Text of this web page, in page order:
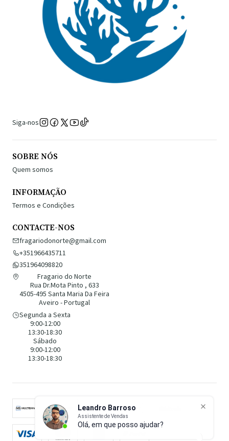
Leandro Barroso
Assistente de Vendas
Olá, em que posso ajudar?
Siga-nos
SOBRE NÓS
Quem somos
INFORMAÇÃO
Termos e Condições
CONTACTE-NOS
fragariodonorte@gmail.com
+351966435711
351964098820
Fragario do Norte
Rua Dr.Mota Pinto , 633
4505-495 Santa Maria Da Feira
Aveiro - Portugal
Segunda a Sexta
9:00-12:00
13:30-18:30
Sábado
9:00-12:00
13:30-18:30